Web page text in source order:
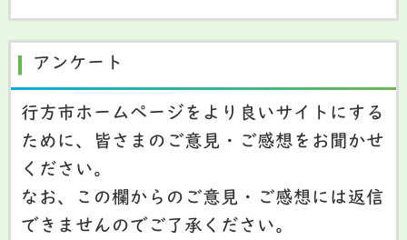
アンケート
行方市ホームページをより良いサイトにする
ために、皆さまのご意見・ご感想をお聞かせ
ください。
なお、この欄からのご意見・ご感想には返信
できませんのでご了承ください。